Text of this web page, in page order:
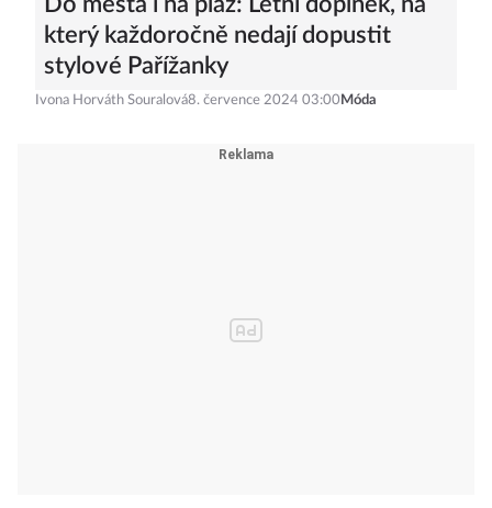
který každoročně nedají dopustit
stylové Pařížanky
Ivona Horváth Souralová8. července 2024 03:00 Móda